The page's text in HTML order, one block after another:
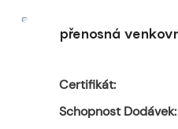
přenosná
Certifikát:
Schopnost Dodávek: